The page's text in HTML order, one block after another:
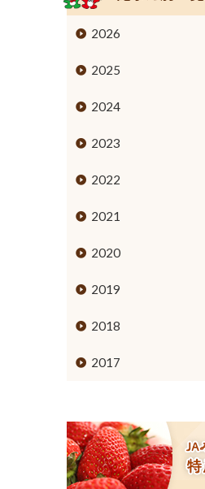
2026
2025
2024
2023
2022
2021
2020
2019
2018
2017